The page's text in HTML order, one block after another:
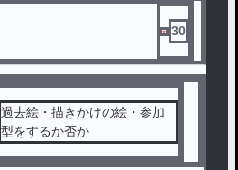
30
過去絵・描きかけの絵・参加
型をするか否か